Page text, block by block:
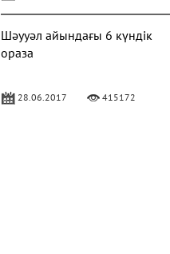
Шәууәл айындағы 6 күндік
ораза
28.06.2017 415172